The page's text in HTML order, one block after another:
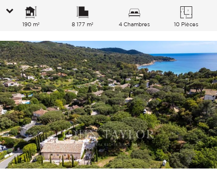
190 m² 8 177 m² 4 Chambres 10 Pièces